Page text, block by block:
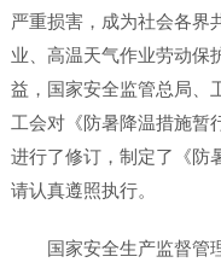
严重损害，成为社会各界
业、高温天气作业劳动保
益，国家安全监管总局、
工会对《防暑降温措施暂
进行了修订，制定了《防
请认真遵照执行。
国家安全生产监督管